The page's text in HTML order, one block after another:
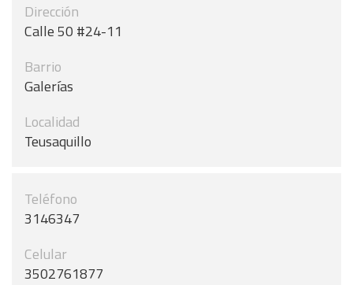
Dirección
Calle 50 #24-11
Barrio
Galerías
Localidad
Teusaquillo
Teléfono
3146347
Celular
3502761877